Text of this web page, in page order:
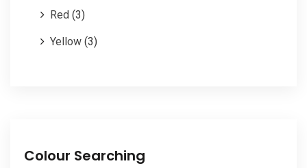
Red (3)
Yellow (3)
Colour Searching